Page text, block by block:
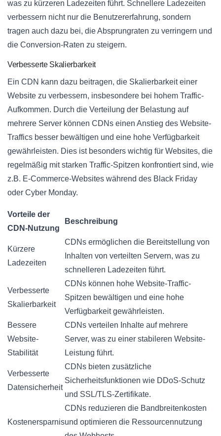
was zu kürzeren Ladezeiten führt. Schnellere Ladezeiten
verbessern nicht nur die Benutzererfahrung, sondern
tragen auch dazu bei, die Absprungraten zu verringern und
die Conversion-Raten zu steigern.
Verbesserte Skalierbarkeit
Ein CDN kann dazu beitragen, die Skalierbarkeit einer
Website zu verbessern, insbesondere bei hohem Traffic-
Aufkommen. Durch die Verteilung der Belastung auf
mehrere Server können CDNs einen Anstieg des Website-
Traffics besser bewältigen und eine hohe Verfügbarkeit
gewährleisten. Dies ist besonders wichtig für Websites, die
regelmäßig mit starken Traffic-Spitzen konfrontiert sind, wie
z.B. E-Commerce-Websites während des Black Friday
oder Cyber Monday.
Vorteile der
CDN-Nutzung
Beschreibung
Kürzere
Ladezeiten
CDNs ermöglichen die Bereitstellung von
Inhalten von verteilten Servern, was zu
schnelleren Ladezeiten führt.
Verbesserte
Skalierbarkeit
CDNs können hohe Website-Traffic-
Spitzen bewältigen und eine hohe
Verfügbarkeit gewährleisten.
Bessere
Website-
Stabilität
CDNs verteilen Inhalte auf mehrere
Server, was zu einer stabileren Website-
Leistung führt.
Verbesserte
Datensicherheit
CDNs bieten zusätzliche
Sicherheitsfunktionen wie DDoS-Schutz
und SSL/TLS-Zertifikate.
Kostenersparnis
CDNs reduzieren die Bandbreitenkosten
und optimieren die Ressourcennutzung